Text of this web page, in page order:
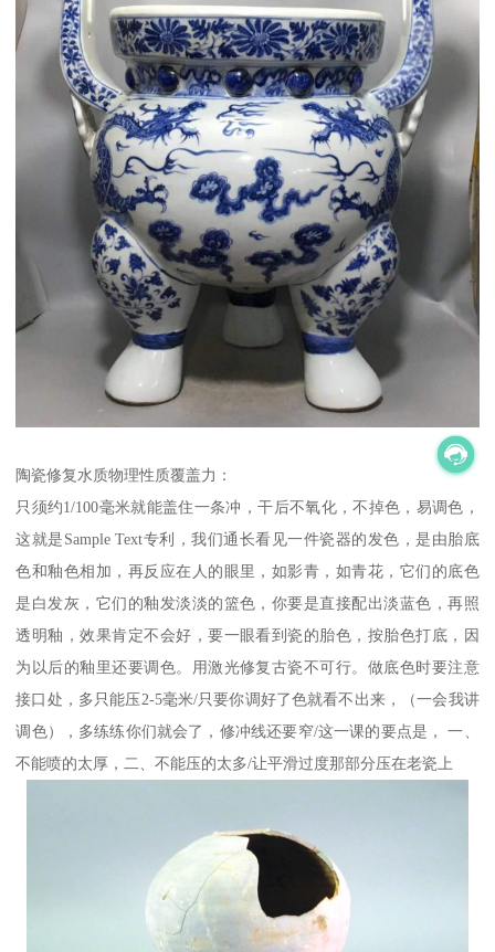
陶瓷修复水质物理性质覆盖力：
只须约1/100毫米就能盖住一条冲，干后不氧化，不掉色，易调色，
这就是Sample Text专利，我们通长看见一件瓷器的发色，是由胎底
色和釉色相加，再反应在人的眼里，如影青，如青花，它们的底色
是白发灰，它们的釉发淡淡的篮色，你要是直接配出淡蓝色，再照
透明釉，效果肯定不会好，要一眼看到瓷的胎色，按胎色打底，因
为以后的釉里还要调色。用激光修复古瓷不可行。做底色时要注意
接口处，多只能压2-5毫米/只要你调好了色就看不出来，（一会我讲
调色），多练练你们就会了，修冲线还要窄/这一课的要点是， 一、
不能喷的太厚，二、不能压的太多/让平滑过度那部分压在老瓷上